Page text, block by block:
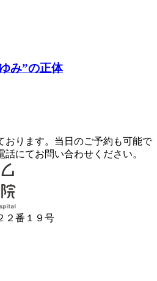
み”の正体
おります。当日のご予約も可能で
話にてお問い合わせください。
２番１９号